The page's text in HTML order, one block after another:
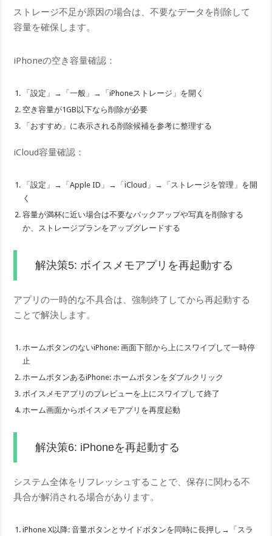
ストレージ不足が原因の場合は、不要なデータを削除して
容量を確保します。
iPhoneの空き容量確認：
「設定」→「一般」→「iPhoneストレージ」を開く
空き容量が1GB以下なら削除が必要
「おすすめ」に表示される削除候補を参考に整理する
iCloud容量確認：
「設定」→「Apple ID」→「iCloud」→「ストレージを管理」を開
く
容量が満杯に近い場合は不要なバックアップや写真を削除する
か、ストレージプランをアップグレードする
解決策5: ボイスメモアプリを再起動する
アプリの一時的な不具合は、強制終了してから再起動する
ことで解決します。
ホームボタンのないiPhone: 画面下部から上にスワイプして一時停
止
ホームボタンあるiPhone: ホームボタンをダブルクリック
ボイスメモアプリのプレビューを上にスワイプして終了
ホーム画面からボイスメモアプリを再度起動
解決策6: iPhoneを再起動する
システム全体をリフレッシュすることで、保存に関わる不
具合が解消される場合があります。
iPhone X以降: 音量ボタンとサイドボタンを同時に長押し→「スラ